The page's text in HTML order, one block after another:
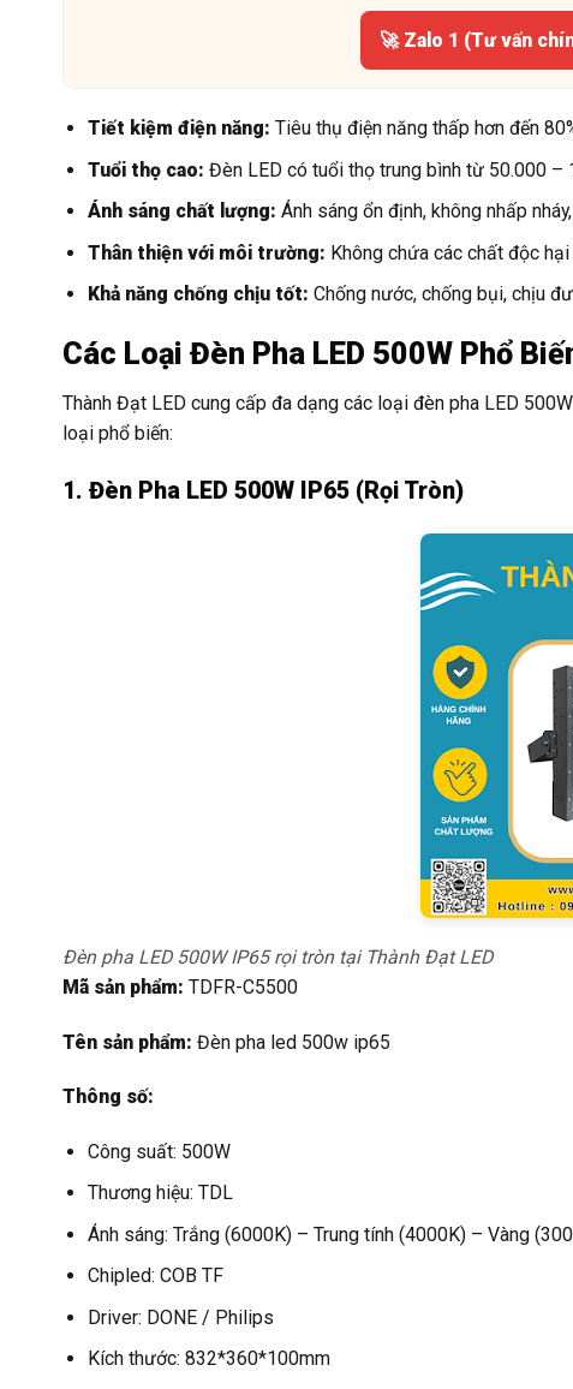
🚀 Zalo 1 (Tư vấn
Tiết kiệm điện năng: Tiêu thụ điện năng thấp hơn đến
Tuổi thọ cao: Đèn LED có tuổi thọ trung bình từ 50.000 –
Ánh sáng chất lượng: Ánh sáng ổn định, không nhấp
Thân thiện với môi trường: Không chứa các chất độc hại
Khả năng chống chịu tốt: Chống nước, chống bụi, chịu
Các Loại Đèn Pha LED 500W Phổ
Thành Đạt LED cung cấp đa dạng các loại đèn pha LED
loại phổ biến:
1. Đèn Pha LED 500W IP65 (Rọi Tròn)
Đèn pha LED 500W IP65 rọi tròn tại Thành Đạt LED
Mã sản phẩm: TDFR-C5500
Tên sản phẩm: Đèn pha led 500w ip65
Thông số:
Công suất: 500W
Thương hiệu: TDL
Ánh sáng: Trắng (6000K) – Trung tính (4000K) – Vàng
Chipled: COB TF
Driver: DONE / Philips
Kích thước: 832*360*100mm